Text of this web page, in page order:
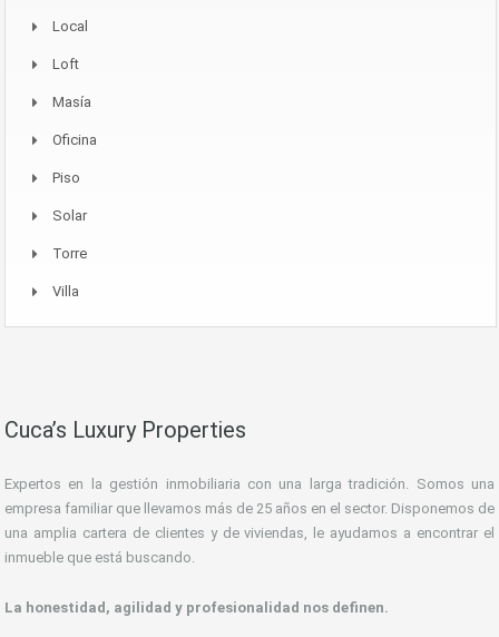
Local
Loft
Masía
Oficina
Piso
Solar
Torre
Villa
Cuca’s Luxury Properties
Expertos en la gestión inmobiliaria con una larga tradición. Somos una
empresa familiar que llevamos más de 25 años en el sector. Disponemos de
una amplia cartera de clientes y de viviendas, le ayudamos a encontrar el
inmueble que está buscando.
La honestidad, agilidad y profesionalidad nos definen.